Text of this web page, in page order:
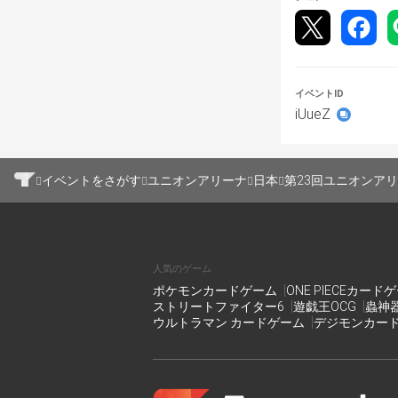
13:00～1回戦
14:30～4回戦
イベントID
iUueZ
イベントをさがす ユニオンアリーナ 日本 第23回ユニオンア
人気のゲーム
ポケモンカードゲーム ONE PIECEカード
ストリートファイター6
遊戯王OCG 蟲神
ウルトラマン カードゲーム
デジモンカー